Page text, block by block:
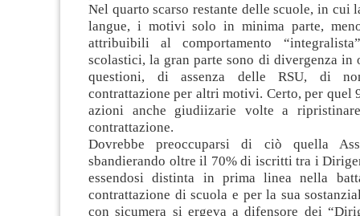
Nel quarto scarso restante delle scuole, in cui
langue, i motivi solo in minima parte,
attribuibili al comportamento
scolastici, la gran parte sono di divergenza in
questioni, di assenza delle RSU, di
contrattazione per altri motivi. Certo, per quel
azioni anche giudiizarie volte a
contrattazione.
Dovrebbe preoccuparsi di ciò quella
sbandierando oltre il 70% di iscritti tra i
essendosi distinta in prima linea nella
contrattazione di scuola e per la sua
con sicumera si ergeva a difensore dei